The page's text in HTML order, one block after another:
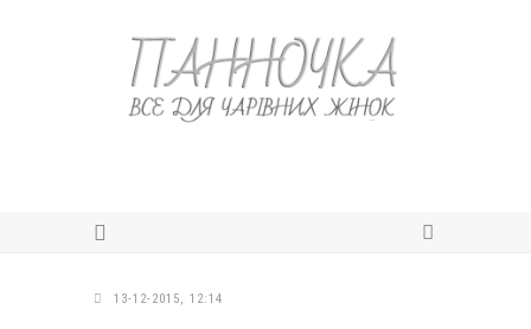
13-12-2015, 12:14